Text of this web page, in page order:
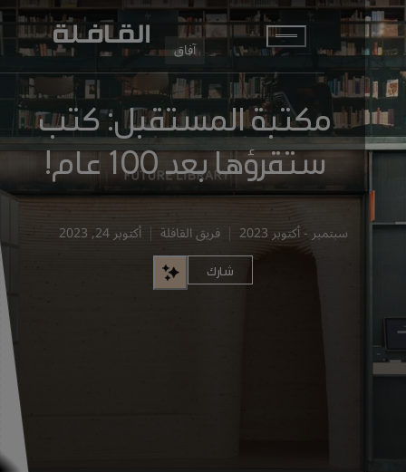
انتقل إلى المحتوى الرئيسي
آفاق
مكتبة المستقبل: كتب
ستقرؤها بعد 100 عام!
سبتمبر - أكتوبر 2023 فريق القافلة أكتوبر 24, 2023